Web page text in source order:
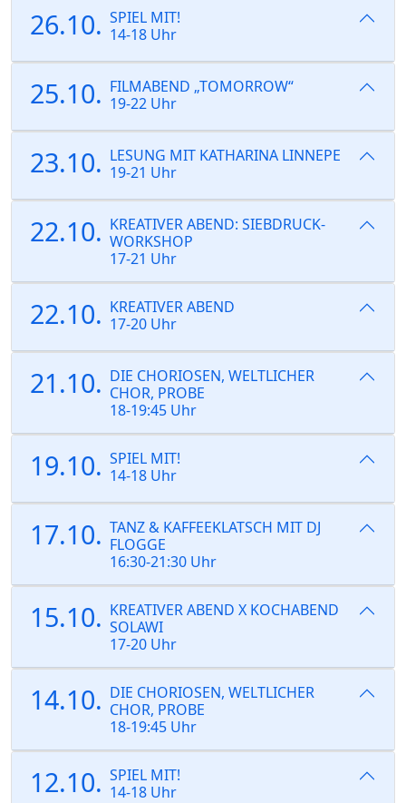
26.10. SPIEL MIT!
14-18 Uhr
25.10. FILMABEND „TOMORROW“
19-22 Uhr
23.10. LESUNG MIT KATHARINA LINNEPE
19-21 Uhr
22.10. KREATIVER ABEND: SIEBDRUCK-
WORKSHOP
17-21 Uhr
22.10. KREATIVER ABEND
17-20 Uhr
21.10. DIE CHORIOSEN, WELTLICHER
CHOR, PROBE
18-19:45 Uhr
19.10. SPIEL MIT!
14-18 Uhr
17.10. TANZ & KAFFEEKLATSCH MIT DJ
FLOGGE
16:30-21:30 Uhr
15.10. KREATIVER ABEND X KOCHABEND
SOLAWI
17-20 Uhr
14.10. DIE CHORIOSEN, WELTLICHER
CHOR, PROBE
18-19:45 Uhr
12.10. SPIEL MIT!
14-18 Uhr